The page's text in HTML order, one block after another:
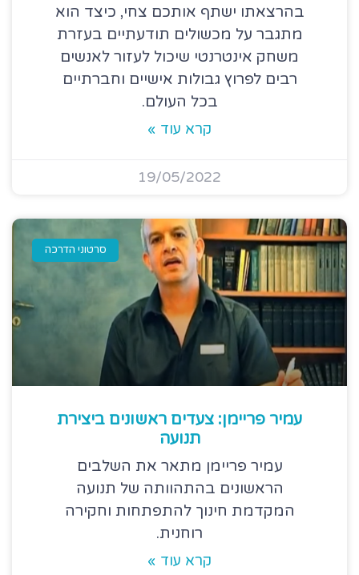
בהרצאתו ישתף אותכם צחי, כיצד הוא
מתגבר על מכשולים תודעתיים בעזרת
משחק אינטרנטי שיכול לעזור לאנשים
רבים לפרוץ גבולות אישיים וחברתיים
בכל העולם.
קרא עוד »
19/05/2022
סרטוני הדרכה
עמיר פריימן: צעדים ראשונים ביצירת
תנועה
עמיר פריימן מתאר את השלבים
הראשונים בהתהוותה של תנועה
המקדמת חינוך להתפתחות וחקירה
רוחנית.
קרא עוד »